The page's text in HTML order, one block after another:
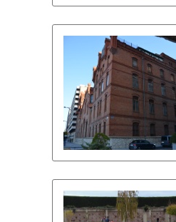
la
noticia
la
noticia